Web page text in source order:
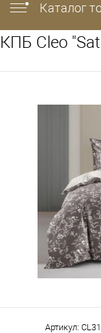
Каталог
КПБ Cleo
Артикул: